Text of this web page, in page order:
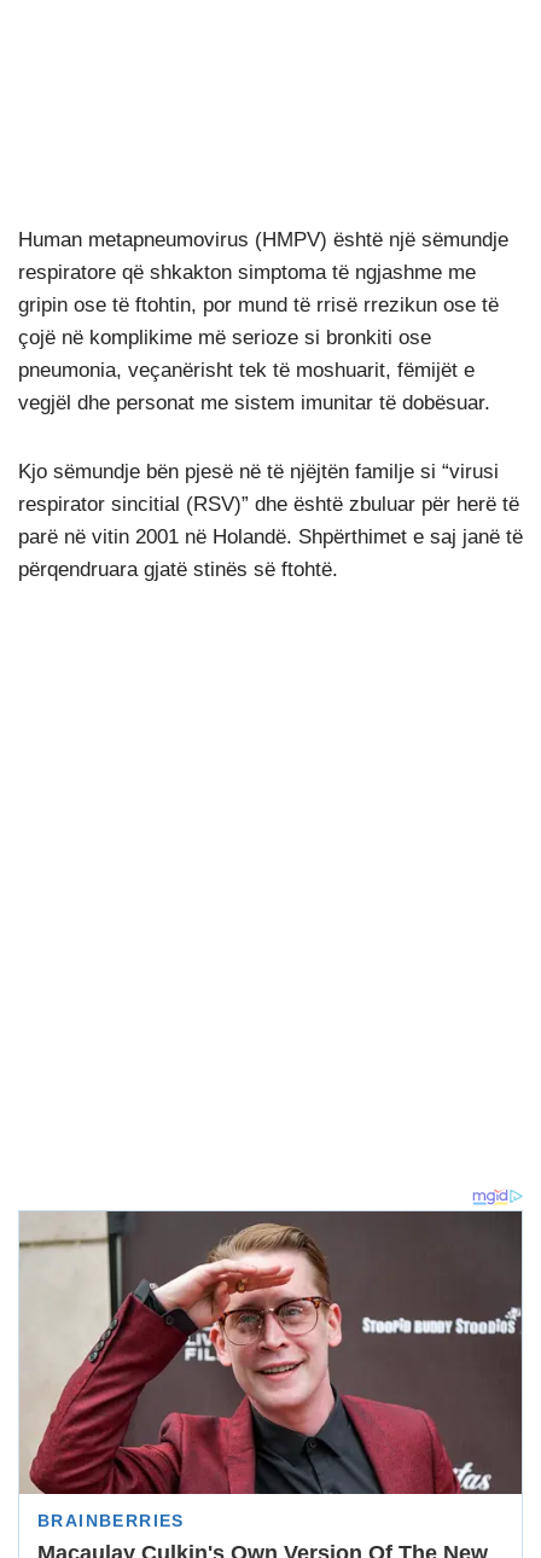
Human metapneumovirus (HMPV) është një sëmundje
respiratore që shkakton simptoma të ngjashme me
gripin ose të ftohtin, por mund të rrisë rrezikun ose të
çojë në komplikime më serioze si bronkiti ose
pneumonia, veçanërisht tek të moshuarit, fëmijët e
vegjël dhe personat me sistem imunitar të dobësuar.
Kjo sëmundje bën pjesë në të njëjtën familje si “virusi
respirator sincitial (RSV)” dhe është zbuluar për herë të
parë në vitin 2001 në Holandë. Shpërthimet e saj janë të
përqendruara gjatë stinës së ftohtë.